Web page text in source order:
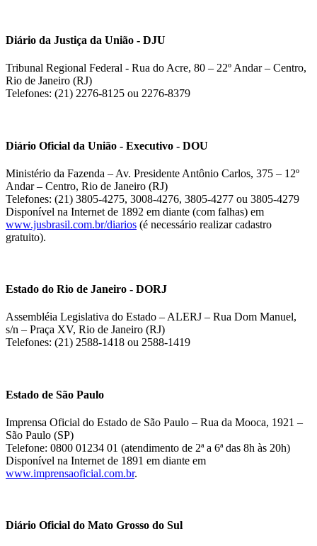
Diário da Justiça da União - DJU
Tribunal Regional Federal - Rua do Acre, 80 – 22º Andar – Centro,
Rio de Janeiro (RJ)
Telefones: (21) 2276-8125 ou 2276-8379
Diário Oficial da União - Executivo - DOU
Ministério da Fazenda – Av. Presidente Antônio Carlos, 375 – 12º
Andar – Centro, Rio de Janeiro (RJ)
Telefones: (21) 3805-4275, 3008-4276, 3805-4277 ou 3805-4279
Disponível na Internet de 1892 em diante (com falhas) em
www.jusbrasil.com.br/diarios (é necessário realizar cadastro
gratuito).
Estado do Rio de Janeiro - DORJ
Assembléia Legislativa do Estado – ALERJ – Rua Dom Manuel,
s/n – Praça XV, Rio de Janeiro (RJ)
Telefones: (21) 2588-1418 ou 2588-1419
Estado de São Paulo
Imprensa Oficial do Estado de São Paulo – Rua da Mooca, 1921 –
São Paulo (SP)
Telefone: 0800 01234 01 (atendimento de 2ª a 6ª das 8h às 20h)
Disponível na Internet de 1891 em diante em
www.imprensaoficial.com.br.
Diário Oficial do Mato Grosso do Sul